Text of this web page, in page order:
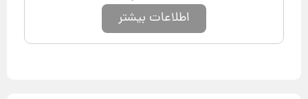
اطلاعات بیشتر